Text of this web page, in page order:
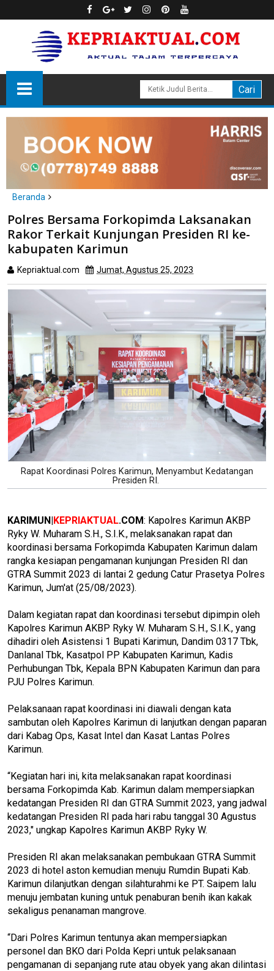
Beranda
Karimun
Polres Bersama Forkopimda Laksanakan Rakor Terkait
Kunjungan Presiden RI ke- kabupaten Karimun
Polres Bersama Forkopimda Laksanakan
Rakor Terkait Kunjungan Presiden RI ke-
kabupaten Karimun
Kepriaktual.com Jumat, Agustus 25, 2023
Rapat Koordinasi Polres Karimun, Menyambut Kedatangan
Presiden RI.
KARIMUN|KEPRIAKTUAL.COM: Kapolres Karimun AKBP
Ryky W. Muharam S.H., S.I.K., melaksanakan rapat dan
koordinasi bersama Forkopimda Kabupaten Karimun dalam
rangka kesiapan pengamanan kunjungan Presiden RI dan
GTRA Summit 2023 di lantai 2 gedung Catur Prasetya Polres
Karimun, Jum'at (25/08/2023).
Dalam kegiatan rapat dan koordinasi tersebut dipimpin oleh
Kapolres Karimun AKBP Ryky W. Muharam S.H., S.I.K., yang
dihadiri oleh Asistensi 1 Bupati Karimun, Dandim 0317 Tbk,
Danlanal Tbk, Kasatpol PP Kabupaten Karimun, Kadis
Perhubungan Tbk, Kepala BPN Kabupaten Karimun dan para
PJU Polres Karimun.
Pelaksanaan rapat koordinasi ini diawali dengan kata
sambutan oleh Kapolres Karimun di lanjutkan dengan paparan
dari Kabag Ops, Kasat Intel dan Kasat Lantas Polres
Karimun.
“Kegiatan hari ini, kita melaksanakan rapat koordinasi
bersama Forkopimda Kab. Karimun dalam mempersiapkan
kedatangan Presiden RI dan GTRA Summit 2023, yang jadwal
kedatangan Presiden RI pada hari rabu tanggal 30 Agustus
2023," ungkap Kapolres Karimun AKBP Ryky W.
Presiden RI akan melaksanakan pembukaan GTRA Summit
2023 di hotel aston kemudian menuju Rumdin Bupati Kab.
Karimun dilanjutkan dengan silahturahmi ke PT. Saipem lalu
menuju jembatan kuning untuk penaburan benih ikan kakak
sekaligus penanaman mangrove.
“Dari Polres Karimun tentunya akan mempersiapkan
personel dan BKO dari Polda Kepri untuk pelaksanaan
pengamanan di sepanjang rute atau obyek yang akan dilintasi